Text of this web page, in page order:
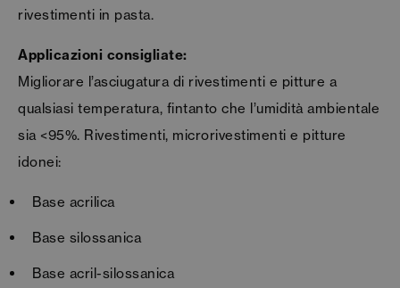
rivestimenti in pasta.
Applicazioni consigliate:
Migliorare l’asciugatura di rivestimenti e pitture a
qualsiasi temperatura, fintanto che l’umidità ambientale
sia <95%. Rivestimenti, microrivestimenti e pitture
idonei:
Base acrilica
Base silossanica
Base acril-silossanica